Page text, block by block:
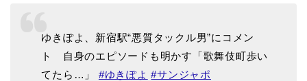
ゆきぽよ、新宿駅“悪質タックル男”にコメン
ト 自身のエピソードも明かす「歌舞伎町歩い
てたら…」 #ゆきぽよ #サンジャポ